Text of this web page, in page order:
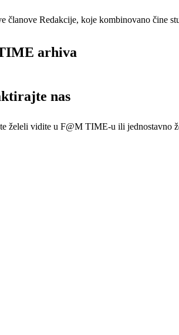
Redakcije, koje kombinovano čine
arhiva
nas
želeli vidite u F@M TIME-u ili jednostavno